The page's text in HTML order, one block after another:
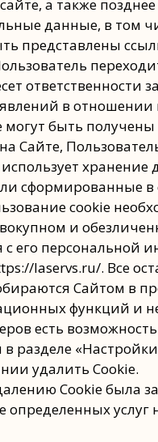
а также
данные, в том
представлены
в
могут быть
Сайте,
сформированные
cookie
и
с его
laservs.ru/. Все
Сайтом в
функций и
есть
в разделе
удалить Cookie.
Cookie была
определенных